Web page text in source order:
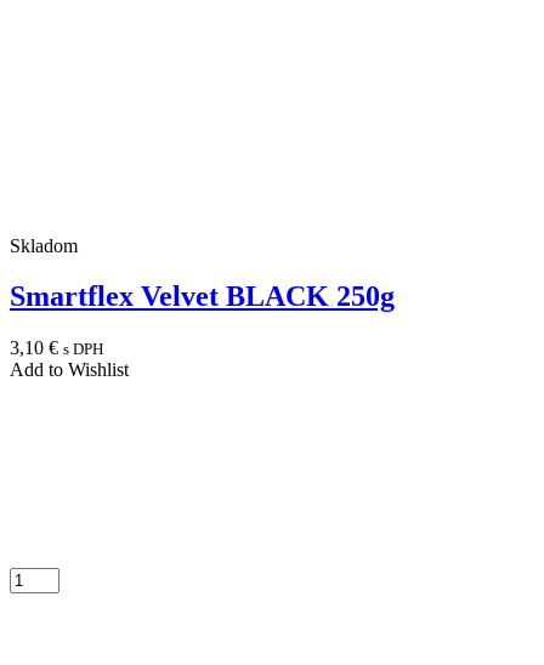
Skladom
Smartflex Velvet BLACK 250g
3,10 € s DPH
Add to Wishlist